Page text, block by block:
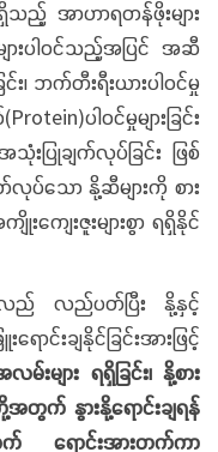
အာဟာရတန်ဖိုးများ
ျားပါဝင်သည့်အပြင် အဆီ
င်း၊ ဘက်တီးရီးယားပါဝင်မှု
ပါဝင်မှုများခြင်း
းပြုချက်လုပ်ခြင်း ဖြစ်
သော နို့ဆီများကို စား
းကျေးဇူးများစွာ ရရှိနိုင်
န်လည် လည်ပတ်ပြီး နို့နှင့်
းချနိုင်ခြင်းအားဖြင့်
ျား ရရှိခြင်း၊ နို့စား
အတွက် နွားနို့ရောင်းချရန်
ရောင်းအားတက်ကာ